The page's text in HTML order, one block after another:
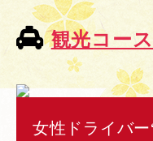
観光コー
女性ドライバ